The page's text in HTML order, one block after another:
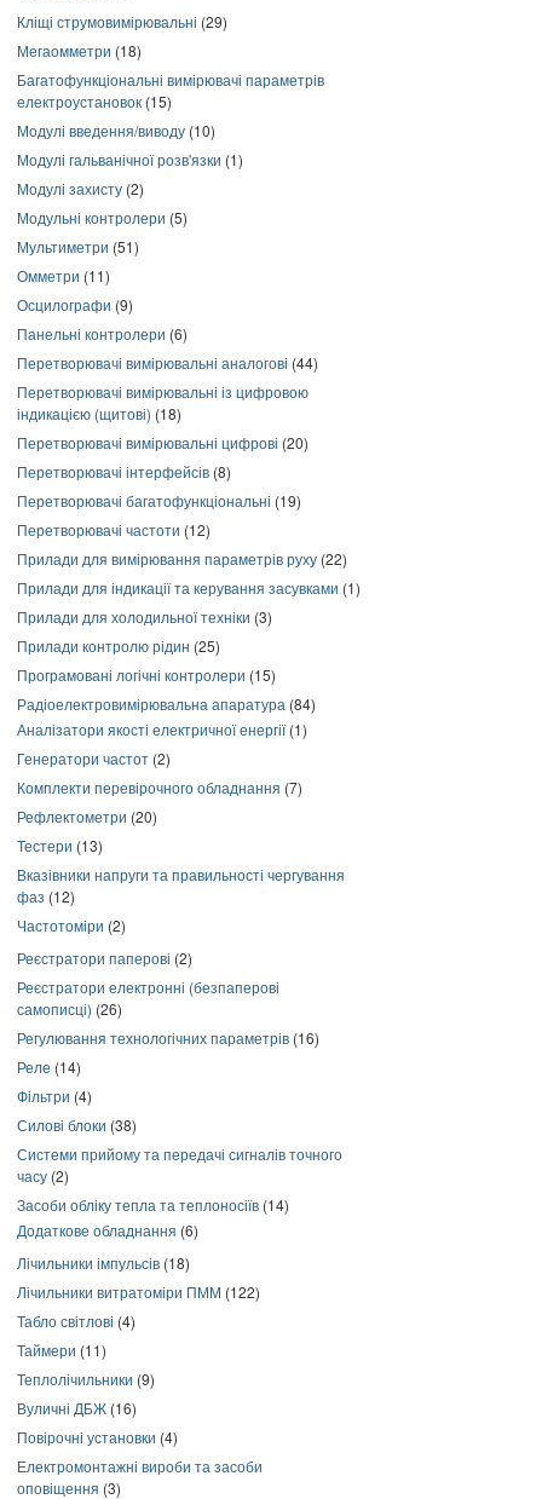
Кліщі струмовимірювальні (29)
Мегаомметри (18)
Багатофункціональні вимірювачі параметрів
електроустановок (15)
Модулі введення/виводу (10)
Модулі гальванічної розв'язки (1)
Модулі захисту (2)
Модульні контролери (5)
Мультиметри (51)
Омметри (11)
Осцилографи (9)
Панельні контролери (6)
Перетворювачі вимірювальні аналогові (44)
Перетворювачі вимірювальні із цифровою
індикацією (щитові) (18)
Перетворювачі вимірювальні цифрові (20)
Перетворювачі інтерфейсів (8)
Перетворювачі багатофункціональні (19)
Перетворювачі частоти (12)
Прилади для вимірювання параметрів руху (22)
Прилади для індикації та керування засувками (1)
Прилади для холодильної техніки (3)
Прилади контролю рідин (25)
Програмовані логічні контролери (15)
Радіоелектровимірювальна апаратура (84)
Аналізатори якості електричної енергії(1)
Генератори частот (2)
Комплекти перевірочного обладнання (7)
Рефлектометри (20)
Тестери (13)
Вказівники напруги та правильності чергування
фаз (12)
Частотоміри (2)
Реєстратори паперові (2)
Реєстратори електронні (безпаперові
самописці) (26)
Регулювання технологічних параметрів (16)
Реле (14)
Фільтри (4)
Силові блоки (38)
Системи прийому та передачі сигналів точного
часу (2)
Засоби обліку тепла та теплоносіїв (14)
Додаткове обладнання (6)
Лічильники імпульсів (18)
Лічильники витратоміри ПММ (122)
Табло світлові (4)
Таймери (11)
Теплолічильники (9)
Вуличні ДБЖ (16)
Повірочні установки (4)
Електромонтажні вироби та засоби
оповіщення (3)